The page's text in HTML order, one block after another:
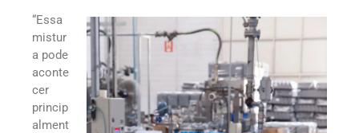
“Essa
mistur
a pode
aconte
cer
princip
alment